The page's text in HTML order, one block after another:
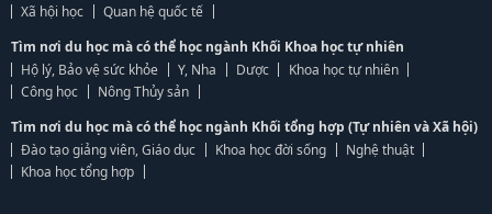
Xã hội học
Quan hệ quốc tế
Tìm nơi du học mà có thể học ngành Khối Khoa học tự nhiên
Hộ lý, Bảo vệ sức khỏe
Y, Nha Dược
Khoa học tự nhiên
Công học
Nông Thủy sản
Tìm nơi du học mà có thể học ngành Khối tổng hợp (Tự nhiên và Xã hội)
Đào tạo giảng viên, Giáo dục
Khoa học đời sống
Nghệ thuật
Khoa học tổng hợp